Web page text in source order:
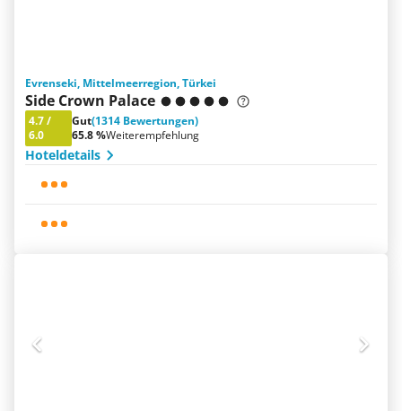
Evrenseki, Mittelmeerregion, Türkei
Side Crown Palace
4.7/
6.0
Gut(1314 Bewertungen)
65.8 %Weiterempfehlung
Hoteldetails